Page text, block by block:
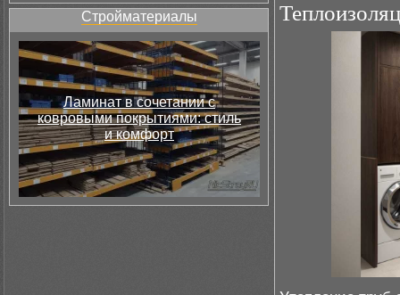
Стройматериалы
Ламинат в сочетании с
ковровыми покрытиями: стиль
и комфорт